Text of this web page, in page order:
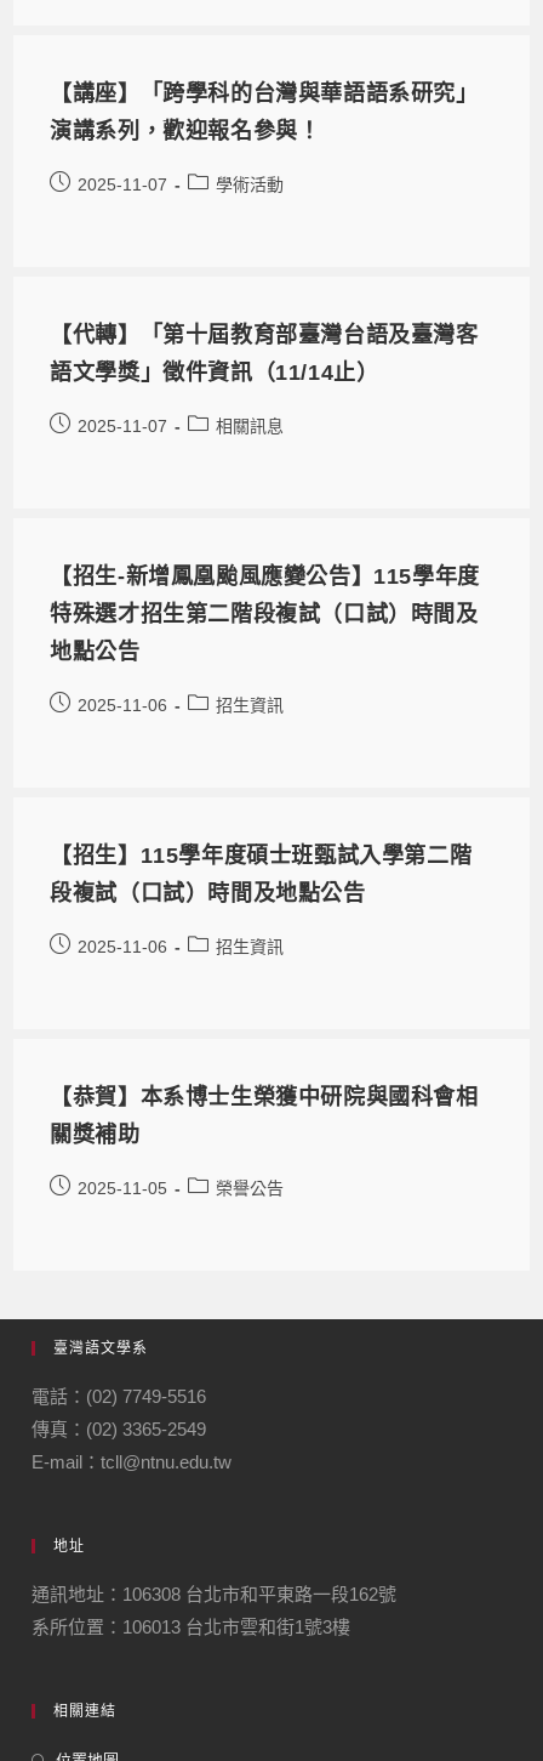
【講座】「跨學科的台灣與華語語系研究」
演講系列，歡迎報名參與！
2025-11-07 學術活動
【代轉】「第十屆教育部臺灣台語及臺灣客
語文學獎」徵件資訊（11/14止）
2025-11-07 相關訊息
【招生-新增鳳凰颱風應變公告】115學年度
特殊選才招生第二階段複試（口試）時間及
地點公告
2025-11-06 招生資訊
【招生】115學年度碩士班甄試入學第二階
段複試（口試）時間及地點公告
2025-11-06 招生資訊
【恭賀】本系博士生榮獲中研院與國科會相
關獎補助
2025-11-05 榮譽公告
臺灣語文學系
電話：(02) 7749-5516
傳真：(02) 3365-2549
E-mail：tcll@ntnu.edu.tw
地址
通訊地址：106308 台北市和平東路一段162號
系所位置：106013 台北市雲和街1號3樓
相關連結